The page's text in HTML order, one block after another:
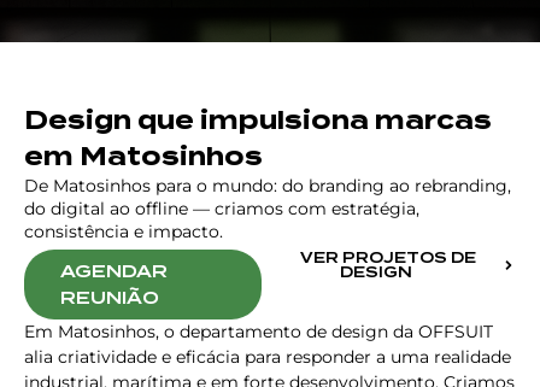
Design que impulsiona marcas
em Matosinhos
De Matosinhos para o mundo: do branding ao rebranding,
do digital ao offline — criamos com estratégia,
consistência e impacto.
AGENDAR
REUNIÃO
VER PROJETOS DE
DESIGN
Em Matosinhos, o departamento de design da OFFSUIT
alia criatividade e eficácia para responder a uma realidade
industrial, marítima e em forte desenvolvimento. Criamos